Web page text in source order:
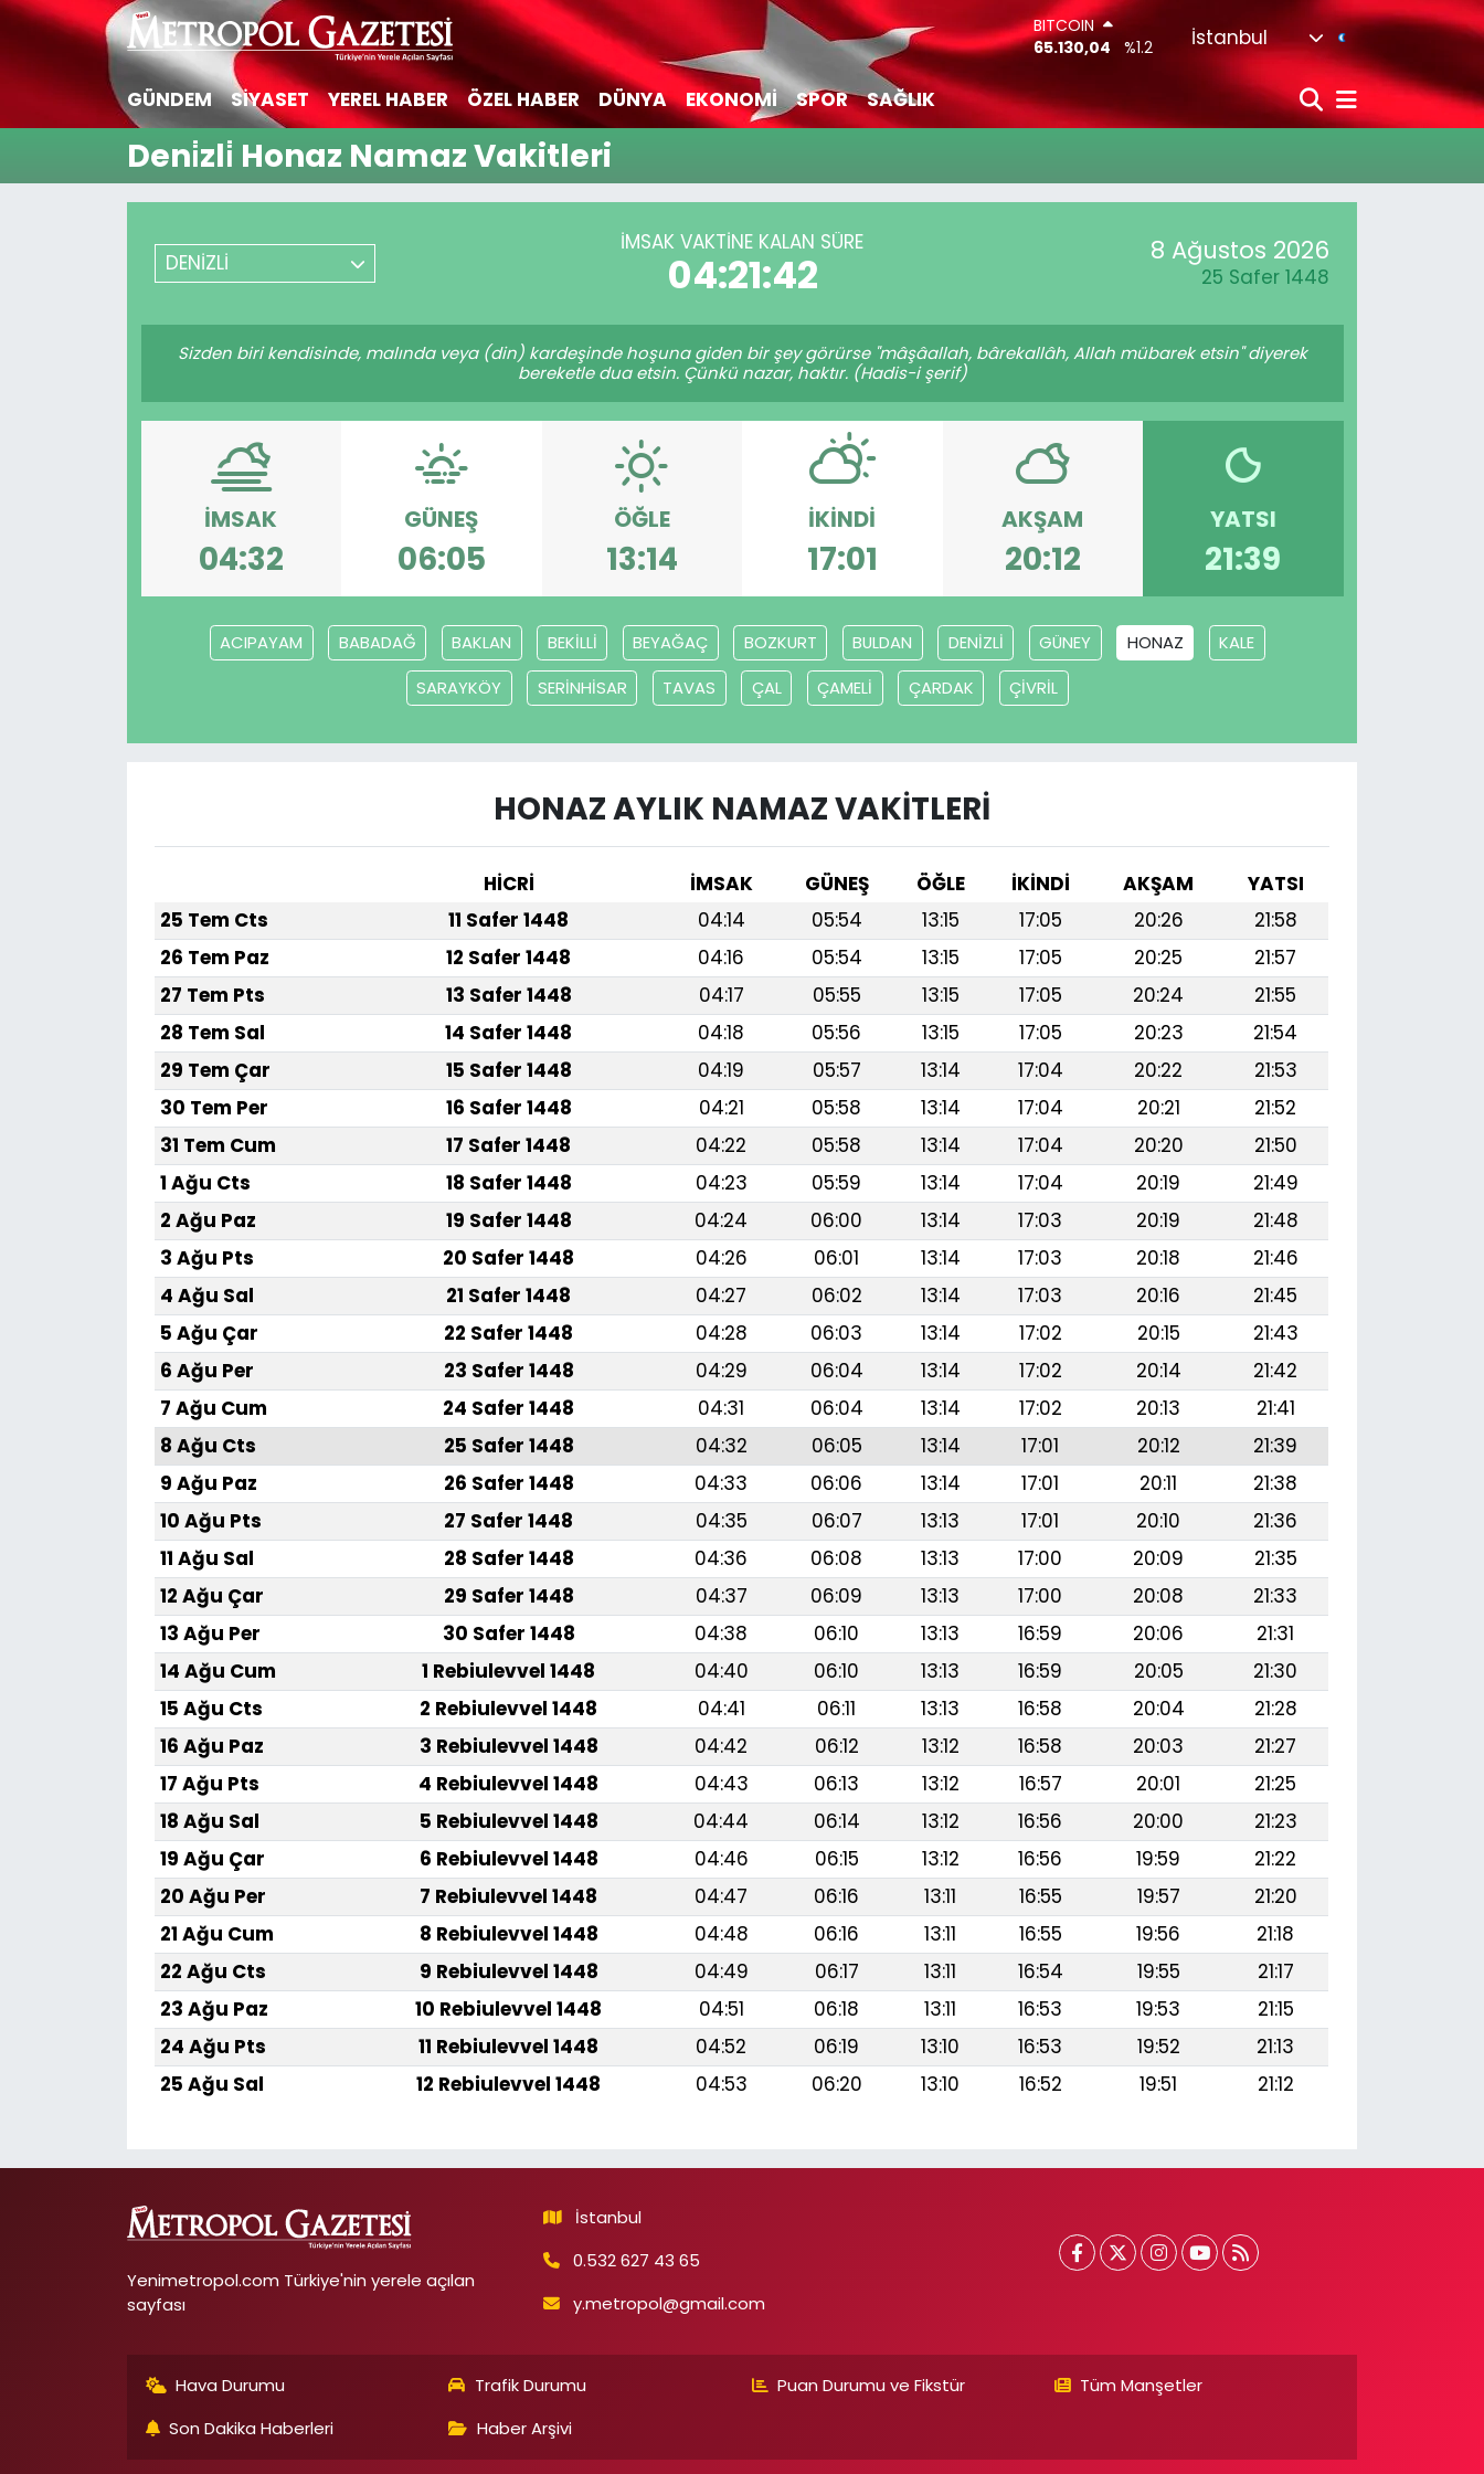
BITCOIN
65.130,04
%1.2
47,7106
EURO
55,1652
%0.27
64,4046
%0.35
G.ALTIN
İstanbul
GÜNDEM SİYASET YEREL HABER ÖZEL HABER DÜNYA EKONOMİ SPOR SAĞLIK
Deni̇zli̇ Honaz Namaz Vakitleri
DENİZLİ
İMSAK VAKTİNE KALAN SÜRE
04:21:42 8 Ağustos 2026
25 Safer 1448
Sizden biri kendisinde, malında veya (din) kardeşinde hoşuna giden bir şey görürse "mâşâallah, bârekallâh, Allah mübarek etsin" diyerek
bereketle dua etsin. Çünkü nazar, haktır. (Hadis-i şerif)
İMSAK
04:32
GÜNEŞ
06:05
ÖĞLE
13:14
İKINDI
17:01
AKŞAM
20:12
YATSI
21:39
ACIPAYAM BABADAĞ BAKLAN BEKİLLİ BEYAĞAÇ BOZKURT BULDAN DENİZLİ GÜNEY HONAZ
KALE
SARAYKÖY
SERİNHİSAR TAVAS ÇAL ÇAMELİ ÇARDAK ÇİVRİL
HONAZ AYLIK NAMAZ VAKITLERI
HİCRİ İMSAK GÜNEŞ ÖĞLE İKINDI AKŞAM
YATSI
25 Tem Cts
11 Safer 1448 04:14 05:54 13:15 17:05 20:26
21:58
26 Tem Paz
12 Safer 1448 04:16 05:54 13:15 17:05 20:25
21:57
27 Tem Pts
13 Safer 1448 04:17 05:55 13:15 17:05 20:24
21:55
28 Tem Sal
14 Safer 1448 04:18 05:56 13:15 17:05 20:23
21:54
29 Tem Çar
15 Safer 1448 04:19 05:57 13:14 17:04 20:22
21:53
30 Tem Per
16 Safer 1448 04:21 05:58 13:14 17:04 20:21
21:52
31 Tem Cum
17 Safer 1448 04:22 05:58 13:14 17:04 20:20
21:50
1 Ağu Cts
18 Safer 1448 04:23 05:59 13:14 17:04 20:19
21:49
2 Ağu Paz
19 Safer 1448 04:24 06:00 13:14 17:03 20:19
21:48
3 Ağu Pts
20 Safer 1448 04:26 06:01 13:14 17:03 20:18
21:46
4 Ağu Sal
21 Safer 1448 04:27 06:02 13:14 17:03 20:16
21:45
5 Ağu Çar
22 Safer 1448 04:28 06:03 13:14 17:02 20:15
21:43
6 Ağu Per
23 Safer 1448 04:29 06:04 13:14 17:02 20:14
21:42
7 Ağu Cum
24 Safer 1448 04:31 06:04 13:14 17:02 20:13
21:41
8 Ağu Cts
25 Safer 1448 04:32 06:05 13:14 17:01 20:12
21:39
9 Ağu Paz
26 Safer 1448 04:33 06:06 13:14 17:01 20:11
21:38
10 Ağu Pts
27 Safer 1448 04:35 06:07 13:13 17:01 20:10
21:36
11 Ağu Sal
28 Safer 1448 04:36 06:08 13:13 17:00 20:09
21:35
12 Ağu Çar
29 Safer 1448 04:37 06:09 13:13 17:00 20:08
21:33
13 Ağu Per
30 Safer 1448 04:38 06:10 13:13 16:59 20:06
21:31
14 Ağu Cum
1 Rebiulevvel 1448 04:40 06:10 13:13 16:59 20:05
21:30
15 Ağu Cts
2 Rebiulevvel 1448 04:41 06:11 13:13 16:58 20:04
21:28
16 Ağu Paz
3 Rebiulevvel 1448 04:42 06:12 13:12 16:58 20:03
21:27
17 Ağu Pts
4 Rebiulevvel 1448 04:43 06:13 13:12 16:57 20:01
21:25
18 Ağu Sal
5 Rebiulevvel 1448 04:44 06:14 13:12 16:56 20:00
21:23
19 Ağu Çar
6 Rebiulevvel 1448 04:46 06:15 13:12 16:56 19:59
21:22
20 Ağu Per
7 Rebiulevvel 1448 04:47 06:16 13:11 16:55 19:57
21:20
21 Ağu Cum
8 Rebiulevvel 1448 04:48 06:16 13:11 16:55 19:56
21:18
22 Ağu Cts
9 Rebiulevvel 1448 04:49 06:17 13:11 16:54 19:55
21:17
23 Ağu Paz
10 Rebiulevvel 1448 04:51 06:18 13:11 16:53 19:53
21:15
24 Ağu Pts
11 Rebiulevvel 1448 04:52 06:19 13:10 16:53 19:52
21:13
25 Ağu Sal
12 Rebiulevvel 1448 04:53 06:20 13:10 16:52 19:51 21:12
Yenimetropol.com Türkiye'nin yerele açılan
sayfası
İstanbul
0.532 627 43 65
y.metropol@gmail.com
Hava Durumu Trafik Durumu Puan Durumu ve Fikstür
Tüm Manşetler
Son Dakika Haberleri
Haber Arşivi
Hava Durumu
Trafik Durumu
Süper Lig Puan Durumu ve Fikstür
Tüm Manşetler
Haber Arşivi